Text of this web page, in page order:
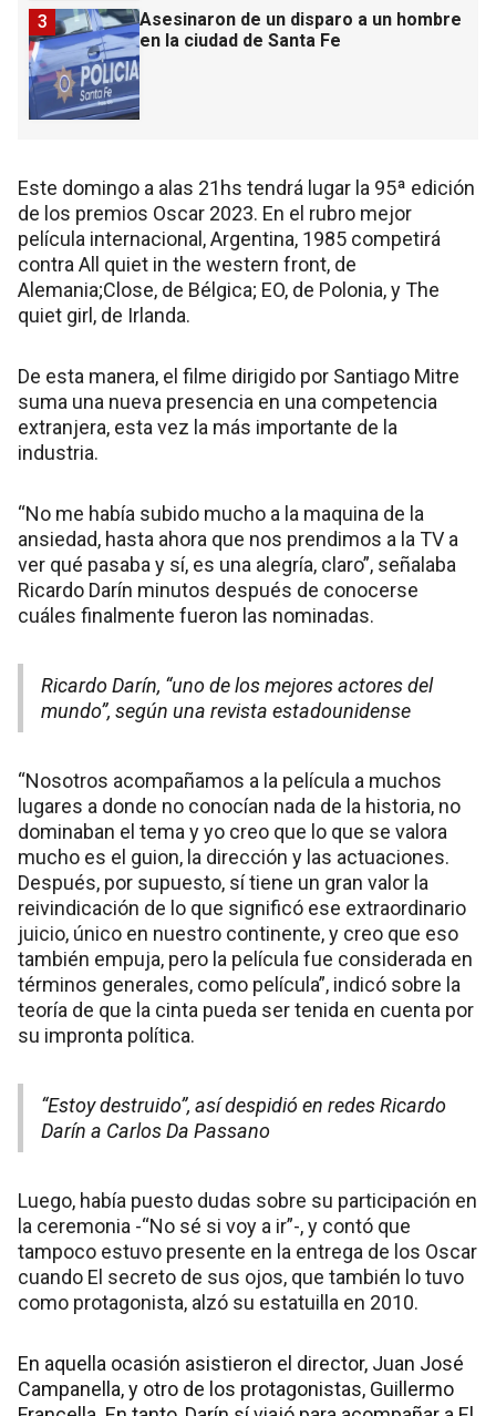
Asesinaron de un disparo a un hombre
en la ciudad de Santa Fe
3
Este domingo a alas 21hs tendrá lugar la 95ª edición
de los premios Oscar 2023. En el rubro mejor
película internacional, Argentina, 1985 competirá
contra All quiet in the western front, de
Alemania;Close, de Bélgica; EO, de Polonia, y The
quiet girl, de Irlanda.
De esta manera, el filme dirigido por Santiago Mitre
suma una nueva presencia en una competencia
extranjera, esta vez la más importante de la
industria.
“No me había subido mucho a la maquina de la
ansiedad, hasta ahora que nos prendimos a la TV a
ver qué pasaba y sí, es una alegría, claro”, señalaba
Ricardo Darín minutos después de conocerse
cuáles finalmente fueron las nominadas.
Ricardo Darín, “uno de los mejores actores del
mundo”, según una revista estadounidense
“Nosotros acompañamos a la película a muchos
lugares a donde no conocían nada de la historia, no
dominaban el tema y yo creo que lo que se valora
mucho es el guion, la dirección y las actuaciones.
Después, por supuesto, sí tiene un gran valor la
reivindicación de lo que significó ese extraordinario
juicio, único en nuestro continente, y creo que eso
también empuja, pero la película fue considerada en
términos generales, como película”, indicó sobre la
teoría de que la cinta pueda ser tenida en cuenta por
su impronta política.
“Estoy destruido”, así despidió en redes Ricardo
Darín a Carlos Da Passano
Luego, había puesto dudas sobre su participación en
la ceremonia -“No sé si voy a ir”-, y contó que
tampoco estuvo presente en la entrega de los Oscar
cuando El secreto de sus ojos, que también lo tuvo
como protagonista, alzó su estatuilla en 2010.
En aquella ocasión asistieron el director, Juan José
Campanella, y otro de los protagonistas, Guillermo